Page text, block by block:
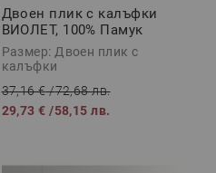
Двоен плик с калъфки
ВИОЛЕТ, 100% Памук
Ранфорс, 3 части
Размер: Двоен плик с
калъфки
37,16 €/72,68 лв.
29,73 € /58,15 лв.